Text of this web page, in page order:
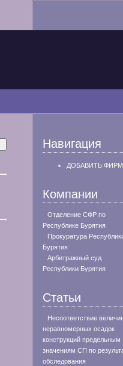
Навигация
ДОБАВИТЬ
Компании
Отделение СФР по
Республике Бурятия
Прокуратура
Бурятия
Арбитражный суд
Республики Бурятия
Статьи
Несоответствие
неравномерных осадок
конструкций предельным
значениям СП по
обследования